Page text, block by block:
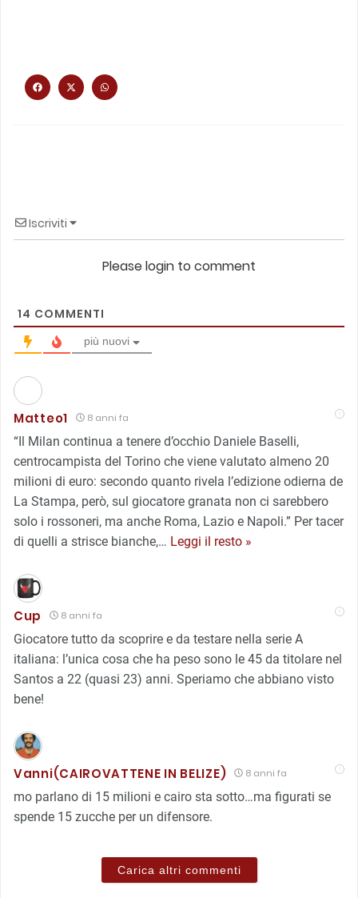
Iscriviti
Please login to comment
14 COMMENTI
più nuovi
Matteo1 8 anni fa
“Il Milan continua a tenere d’occhio Daniele Baselli,
centrocampista del Torino che viene valutato almeno 20
milioni di euro: secondo quanto rivela l’edizione odierna de
La Stampa, però, sul giocatore granata non ci sarebbero
solo i rossoneri, ma anche Roma, Lazio e Napoli.” Per tacer
di quelli a strisce bianche,… Leggi il resto »
Cup 8 anni fa
Giocatore tutto da scoprire e da testare nella serie A
italiana: l’unica cosa che ha peso sono le 45 da titolare nel
Santos a 22 (quasi 23) anni. Speriamo che abbiano visto
bene!
Vanni(CAIROVATTENE IN BELIZE) 8 anni fa
mo parlano di 15 milioni e cairo sta sotto…ma figurati se
spende 15 zucche per un difensore.
Carica altri commenti